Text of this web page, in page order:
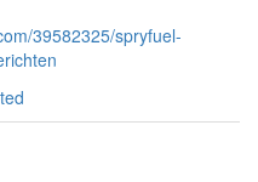
39582325/spryfuel-